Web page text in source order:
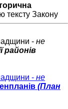
тексту Закону
- не
районів
- не
(План